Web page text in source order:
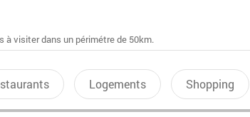
visiter dans un périmétre de 50km.
Logements Shopping